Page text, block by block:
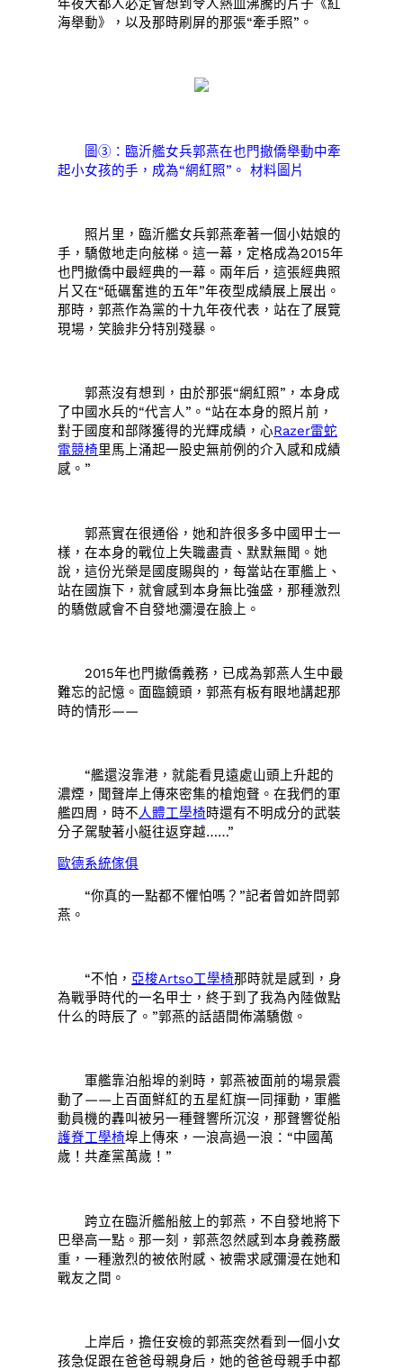
年夜大都人必定會想到令人熱血沸騰的片子《紅
海舉動》，以及那時刷屏的那張“牽手照”。
圖③：臨沂艦女兵郭燕在也門撤僑舉動中牽
起小女孩的手，成為“網紅照”。 材料圖片
照片里，臨沂艦女兵郭燕牽著一個小姑娘的
手，驕傲地走向舷梯。這一幕，定格成為2015年
也門撤僑中最經典的一幕。兩年后，這張經典照
片又在“砥礪奮進的五年”年夜型成績展上展出。
那時，郭燕作為黨的十九年夜代表，站在了展覽
現場，笑臉非分特別殘暴。
郭燕沒有想到，由於那張“網紅照”，本身成
了中國水兵的“代言人”。“站在本身的照片前，
對于國度和部隊獲得的光輝成績，心Razer雷蛇
電競椅里馬上涌起一股史無前例的介入感和成績
感。”
郭燕實在很通俗，她和許很多多中國甲士一
樣，在本身的戰位上失職盡責、默默無聞。她
說，這份光榮是國度賜與的，每當站在軍艦上、
站在國旗下，就會感到本身無比強盛，那種激烈
的驕傲感會不自發地瀰漫在臉上。
2015年也門撤僑義務，已成為郭燕人生中最
難忘的記憶。面臨鏡頭，郭燕有板有眼地講起那
時的情形——
“艦還沒靠港，就能看見遠處山頭上升起的
濃煙，聞聲岸上傳來密集的槍炮聲。在我們的軍
艦四周，時不人體工學椅時還有不明成分的武裝
分子駕駛著小艇往返穿越……”
歐德系統傢俱
“你真的一點都不懼怕嗎？”記者曾如許問郭
燕。
“不怕， 亞梭Artso工學椅那時就是感到，身
為戰爭時代的一名甲士，終于到了我為內陸做點
什么的時辰了。”郭燕的話語間佈滿驕傲。
軍艦靠泊船埠的剎時，郭燕被面前的場景震
動了——上百面鮮紅的五星紅旗一同揮動，軍艦
動員機的轟叫被另一種聲響所沉沒，那聲響從船
護脊工學椅埠上傳來，一浪高過一浪：“中國萬
歲！共產黨萬歲！”
跨立在臨沂艦船舷上的郭燕，不自發地將下
巴舉高一點。那一刻，郭燕忽然感到本身義務嚴
重，一種激烈的被依附感、被需求感彌漫在她和
戰友之間。
上岸后，擔任安檢的郭燕突然看到一個小女
孩急促跟在爸爸母親身后，她的爸爸母親手中都